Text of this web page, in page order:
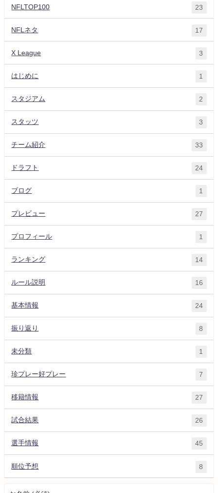
NFLTOP100 23
NFLネタ 17
X League 3
はじめに 1
スタジアム 2
スタッツ 3
チーム紹介 33
ドラフト 24
ブログ 1
プレビュー 27
プロフィール 1
ランキング 14
ルール説明 16
基本情報 24
振り返り 8
未分類 1
珍プレー好プレー 7
移籍情報 27
試合結果 26
選手情報 45
順位予想 8